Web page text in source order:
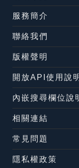
服務簡介
聯絡我們
版權聲明
開放API使用說
內嵌搜尋欄位說
相關連結
常見問題
隱私權政策